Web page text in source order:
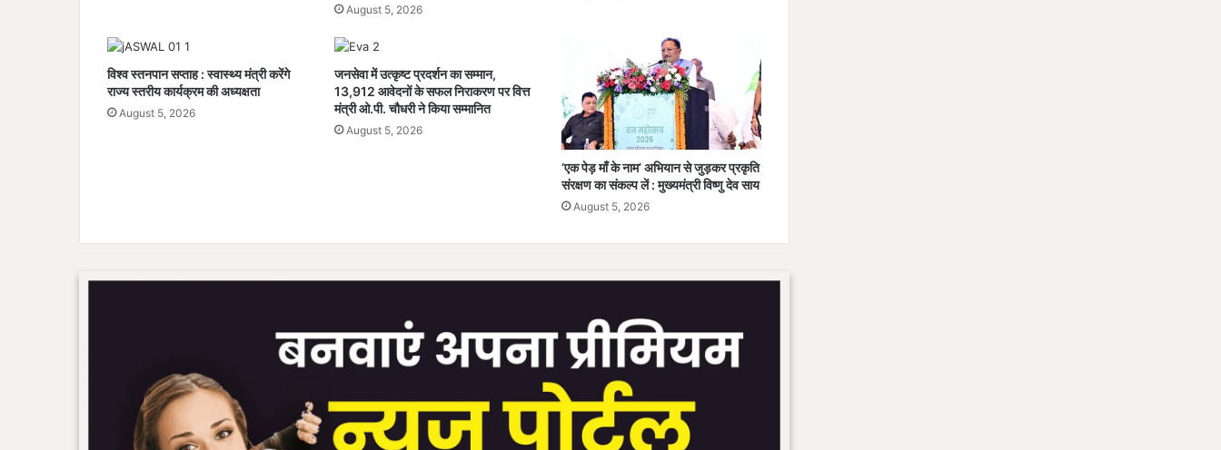
August 5, 2026
विश्व स्तनपान सप्ताह : स्वास्थ्य मंत्री करेंगे
राज्य स्तरीय कार्यक्रम की अध्यक्षता
August 5, 2026
जनसेवा में उत्कृष्ट प्रदर्शन का सम्मान,
13,912 आवेदनों के सफल निराकरण पर वित्त
मंत्री ओ.पी. चौधरी ने किया सम्मानित
August 5, 2026
‘एक पेड़ माँ के नाम’ अभियान से जुड़कर प्रकृति
संरक्षण का संकल्प लें : मुख्यमंत्री विष्णु देव साय
August 5, 2026